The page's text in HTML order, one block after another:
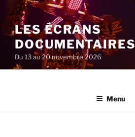
au
contenu
principal
LES ÉCRANS
DOCUMENTAIRES
Du 13 au 20 novembre 2026
Menu